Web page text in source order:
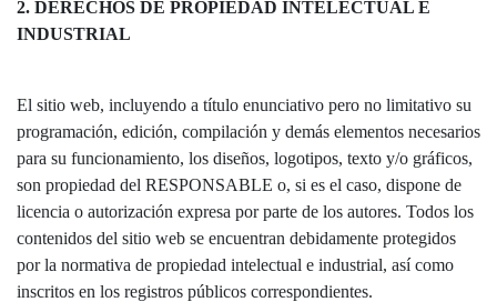
2. DERECHOS DE PROPIEDAD INTELECTUAL E
INDUSTRIAL
El sitio web, incluyendo a título enunciativo pero no limitativo su
programación, edición, compilación y demás elementos necesarios
para su funcionamiento, los diseños, logotipos, texto y/o gráficos,
son propiedad del RESPONSABLE o, si es el caso, dispone de
licencia o autorización expresa por parte de los autores. Todos los
contenidos del sitio web se encuentran debidamente protegidos
por la normativa de propiedad intelectual e industrial, así como
inscritos en los registros públicos correspondientes.